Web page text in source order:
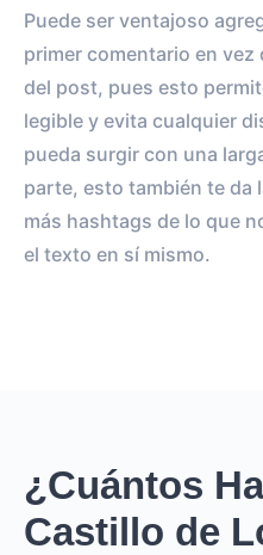
Puede ser ventajoso
primer comentario en
del post, pues esto
legible y evita cualquier
pueda surgir con una
parte, esto también te da
más hashtags de lo que
el texto en sí mismo.
¿Cuántos
Castillo de